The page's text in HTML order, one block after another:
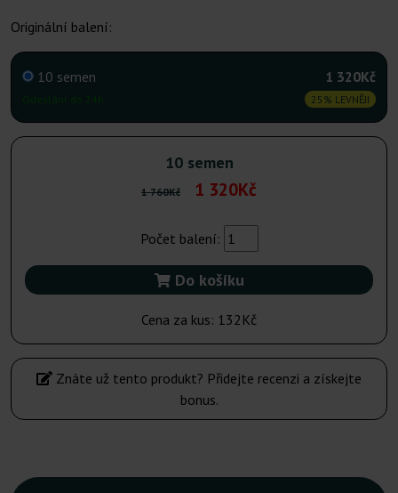
Originální balení:
10 semen 1 320Kč
25% LEVNĚJI
10 semen
1 760Kč 1 320Kč
Počet balení:
Do košíku
Cena za kus: 132Kč
Znáte už tento produkt? Přidejte recenzi a získejte
bonus.